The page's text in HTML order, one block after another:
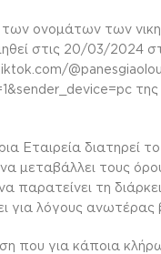
ονομάτων των
στις 20/03/2024
Εταιρεία διατηρεί
μεταβάλλει τους
παρατείνει τη
για λόγους ανωτέρας
που για κάποια